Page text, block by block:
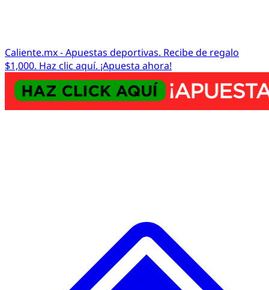
Caliente.mx - Apuestas deportivas. Recibe de regalo
$1,000. Haz clic aquí. ¡Apuesta ahora!